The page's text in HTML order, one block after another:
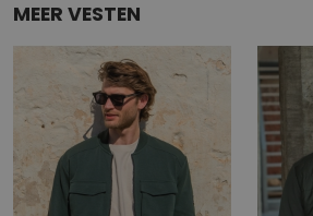
MEER VESTEN